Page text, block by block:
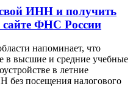
ИНН и получить
ФНС России
напоминает, что
высшие и средние учебные
в летние
без посещения налогового